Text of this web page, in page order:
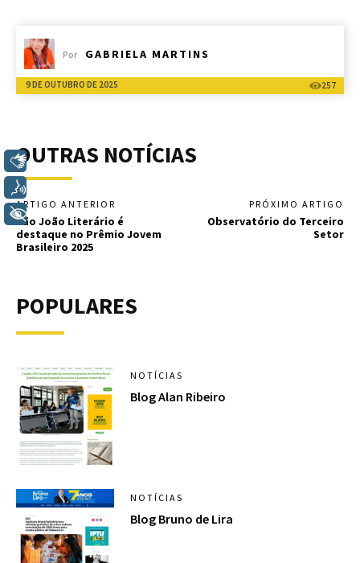
Por GABRIELA MARTINS
9 DE OUTUBRO DE 2025 257
OUTRAS NOTÍCIAS
ARTIGO ANTERIOR
São João Literário é
destaque no Prêmio Jovem
Brasileiro 2025
PRÓXIMO ARTIGO
Observatório do Terceiro
Setor
POPULARES
NOTÍCIAS
Blog Alan Ribeiro
NOTÍCIAS
Blog Bruno de Lira
Libras
+ Acessibilidade